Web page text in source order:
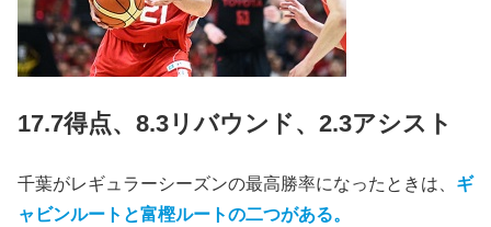
17.7得点、8.3リバウンド、2.3アシスト
千葉がレギュラーシーズンの最高勝率になったときは、 ギ
ャビンルートと富樫ルートの二つがある。